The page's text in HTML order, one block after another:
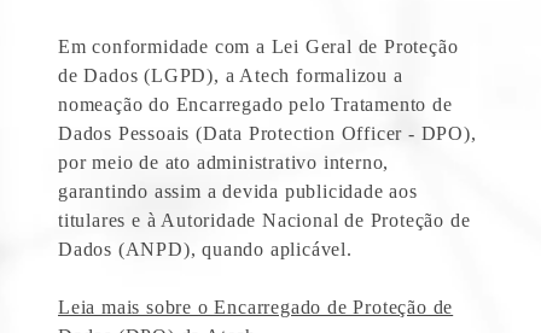
Em conformidade com a Lei Geral de Proteção
de Dados (LGPD), a Atech formalizou a
nomeação do Encarregado pelo Tratamento de
Dados Pessoais (Data Protection Officer - DPO),
por meio de ato administrativo interno,
garantindo assim a devida publicidade aos
titulares e à Autoridade Nacional de Proteção de
Dados (ANPD), quando aplicável.
Leia mais sobre o Encarregado de Proteção de